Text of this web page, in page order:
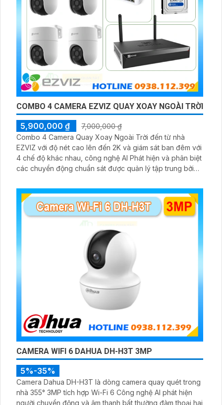
COMBO 4 CAMERA EZVIZ QUAY XOAY NGOÀI TRỜI
5,900,000 ₫
7,000,000 ₫
Combo 4 Camera Quay Xoay Ngoài Trời đến từ nhà
EZVIZ với độ nét cao lên đến 2K và giám sát ban đêm với
4 chế độ khác nhau, công nghệ AI Phát hiện và phân biệt
các chuyển động chuẩn sát được quản lý tập trung bởi
CAMERA WIFI 6 DAHUA DH-H3T 3MP
5%-35%
Camera Dahua DH-H3T là dòng camera quay quét trong
nhà 355° 3MP tích hợp Wi-Fi 6 Công nghệ AI phát hiện
người chuyển động và âm thanh bất thường đàm thoại hai